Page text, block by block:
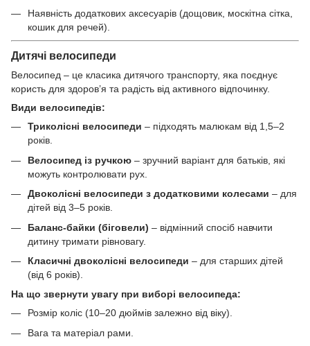
Наявність додаткових аксесуарів (дощовик, москітна сітка,
кошик для речей).
Дитячі велосипеди
Велосипед – це класика дитячого транспорту, яка поєднує
користь для здоров’я та радість від активного відпочинку.
Види велосипедів:
Триколісні велосипеди – підходять малюкам від 1,5–2
років.
Велосипед із ручкою – зручний варіант для батьків, які
можуть контролювати рух.
Двоколісні велосипеди з додатковими колесами – для
дітей від 3–5 років.
Баланс-байки (біговели) – відмінний спосіб навчити
дитину тримати рівновагу.
Класичні двоколісні велосипеди – для старших дітей
(від 6 років).
На що звернути увагу при виборі велосипеда:
Розмір коліс (10–20 дюймів залежно від віку).
Вага та матеріал рами.